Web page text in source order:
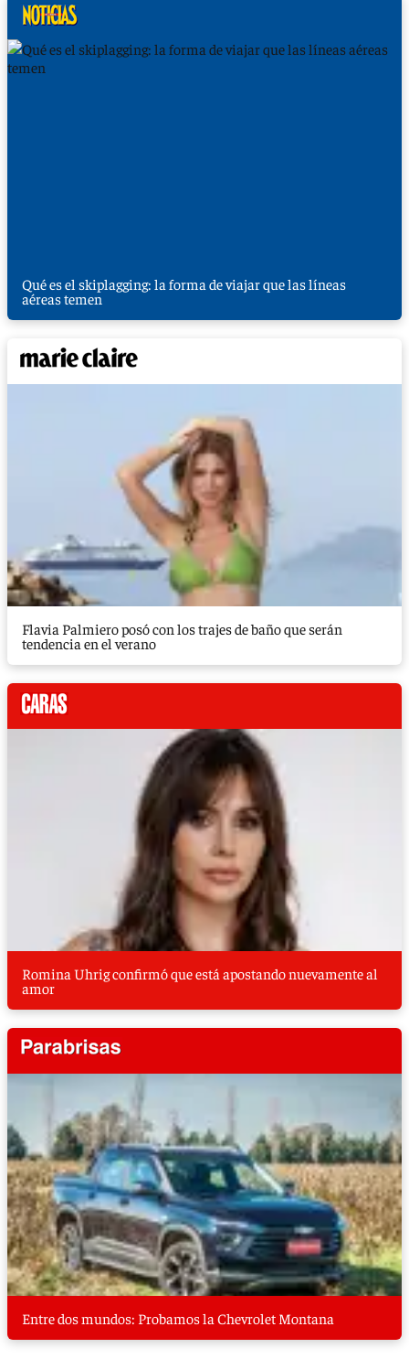
Qué es el skiplagging: la forma de viajar que las líneas
aéreas temen
Flavia Palmiero posó con los trajes de baño que serán
tendencia en el verano
Romina Uhrig confirmó que está apostando nuevamente al
amor
Entre dos mundos: Probamos la Chevrolet Montana